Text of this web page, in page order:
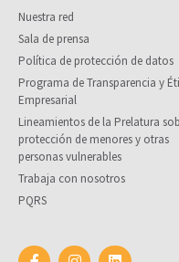
Nuestra red
Sala de prensa
Política de protección de datos
Programa de Transparencia y
Empresarial
Lineamientos de la Prelatura
protección de menores y otras
personas vulnerables
Trabaja con nosotros
PQRS